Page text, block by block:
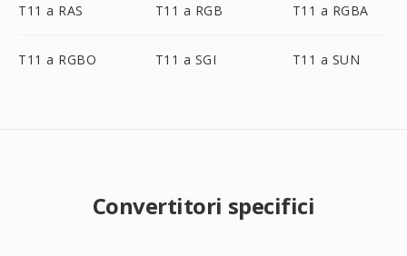
T11 a RAS T11 a RGB T11 a RGBA
T11 a RGBO T11 a SGI T11 a SUN
Convertitori specifici